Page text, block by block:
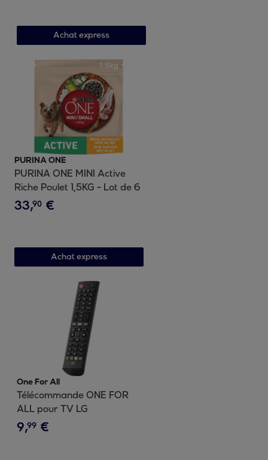
Achat express
PURINA ONE
PURINA ONE MINI Active
Riche Poulet 1,5KG - Lot de 6
33,90 €
Achat express
One For All
Télécommande ONE FOR
ALL pour TV LG
9,99 €